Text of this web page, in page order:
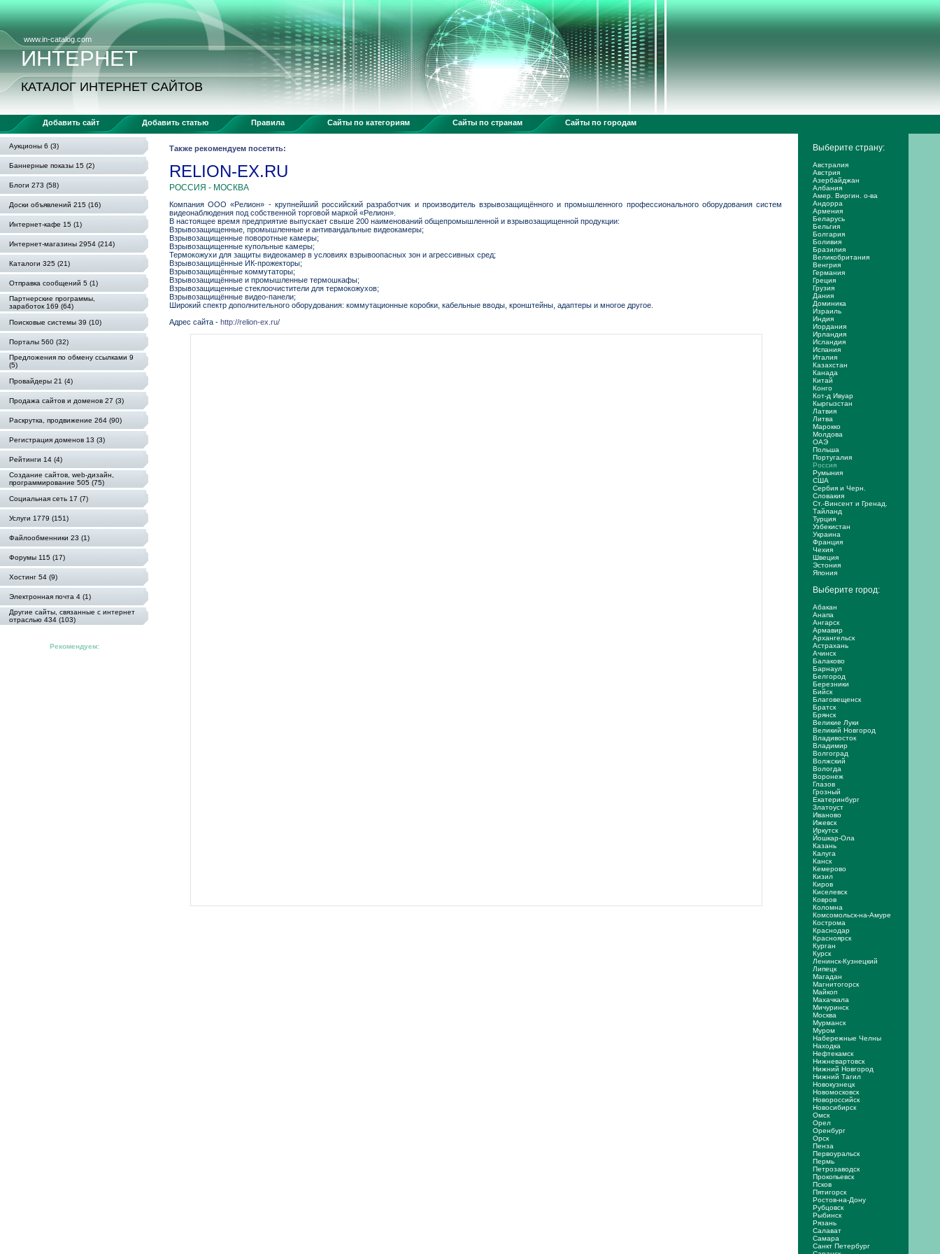
www.in-catalog.com
ИНТЕРНЕТ
КАТАЛОГ ИНТЕРНЕТ САЙТОВ
Добавить сайт Добавить статью Правила Сайты по категориям Сайты по странам Сайты по городам
Аукционы 6 (3)
Баннерные показы 15 (2)
Блоги 273 (58)
Доски объявлений 215 (16)
Интернет-кафе 15 (1)
Интернет-магазины 2954 (214)
Каталоги 325 (21)
Отправка сообщений 5 (1)
Партнерские программы,
заработок 169 (64)
Поисковые системы 39 (10)
Порталы 560 (32)
Предложения по обмену ссылками 9
(5)
Провайдеры 21 (4)
Продажа сайтов и доменов 27 (3)
Раскрутка, продвижение 264 (90)
Регистрация доменов 13 (3)
Рейтинги 14 (4)
Создание сайтов, web-дизайн,
программирование 505 (75)
Социальная сеть 17 (7)
Услуги 1779 (151)
Файлообменники 23 (1)
Форумы 115 (17)
Хостинг 54 (9)
Электронная почта 4 (1)
Другие сайты, связанные с интернет
отраслью 434 (103)
Рекомендуем:
Также рекомендуем посетить:
RELION-EX.RU
РОССИЯ - МОСКВА
Компания ООО «Релион» - крупнейший российский разработчик и производитель взрывозащищённого и промышленного профессионального оборудования систем
видеонаблюдения под собственной торговой маркой «Релион».
В настоящее время предприятие выпускает свыше 200 наименований общепромышленной и взрывозащищенной продукции:
Взрывозащищенные, промышленные и антивандальные видеокамеры;
Взрывозащищенные поворотные камеры;
Взрывозащищенные купольные камеры;
Термокожухи для защиты видеокамер в условиях взрывоопасных зон и агрессивных сред;
Взрывозащищённые ИК-прожекторы;
Взрывозащищённые коммутаторы;
Взрывозащищённые и промышленные термошкафы;
Взрывозащищенные стеклоочистители для термокожухов;
Взрывозащищённые видео-панели;
Широкий спектр дополнительного оборудования: коммутационные коробки, кабельные вводы, кронштейны, адаптеры и многое другое.
Адрес сайта - http://relion-ex.ru/
Выберите страну:
Австралия
Австрия
Азербайджан
Албания
Амер. Виргин. о-ва
Андорра
Армения
Беларусь
Бельгия
Болгария
Боливия
Бразилия
Великобритания
Венгрия
Германия
Греция
Грузия
Дания
Доминика
Израиль
Индия
Иордания
Ирландия
Исландия
Испания
Италия
Казахстан
Канада
Китай
Конго
Кот-д Ивуар
Кыргызстан
Латвия
Литва
Марокко
Молдова
ОАЭ
Польша
Португалия
Россия
Румыния
США
Сербия и Черн.
Словакия
Ст.-Винсент и Гренад.
Тайланд
Турция
Узбекистан
Украина
Франция
Чехия
Швеция
Эстония
Япония
Выберите город:
Абакан
Анапа
Ангарск
Армавир
Архангельск
Астрахань
Ачинск
Балаково
Барнаул
Белгород
Березники
Бийск
Благовещенск
Братск
Брянск
Великие Луки
Великий Новгород
Владивосток
Владимир
Волгоград
Волжский
Вологда
Воронеж
Глазов
Грозный
Екатеринбург
Златоуст
Иваново
Ижевск
Иркутск
Йошкар-Ола
Казань
Калуга
Канск
Кемерово
Кизил
Киров
Киселевск
Ковров
Коломна
Комсомольск-на-Амуре
Кострома
Краснодар
Красноярск
Курган
Курск
Ленинск-Кузнецкий
Липецк
Магадан
Магнитогорск
Майкоп
Махачкала
Мичуринск
Москва
Мурманск
Муром
Набережные Челны
Находка
Нефтекамск
Нижневартовск
Нижний Новгород
Нижний Тагил
Новокузнецк
Новомосковск
Новороссийск
Новосибирск
Омск
Орел
Оренбург
Орск
Пенза
Первоуральск
Пермь
Петрозаводск
Прокопьевск
Псков
Пятигорск
Ростов-на-Дону
Рубцовск
Рыбинск
Рязань
Салават
Самара
Санкт Петербург